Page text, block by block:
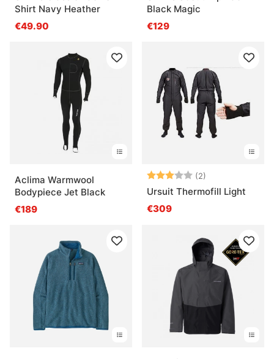
Shirt Navy Heather
€49.90
Black Magic
€129
Aclima Warmwool
Bodypiece Jet Black
€189
Note: (2)
Ursuit Thermofill Light
€309